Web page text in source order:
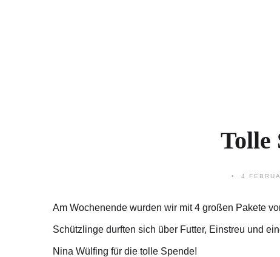
Tolle
4
Am Wochenende wurden wir mit 4 großen Pakete
Schützlinge durften sich über Futter, Einstreu und
Nina Wülfing für die tolle Spende!